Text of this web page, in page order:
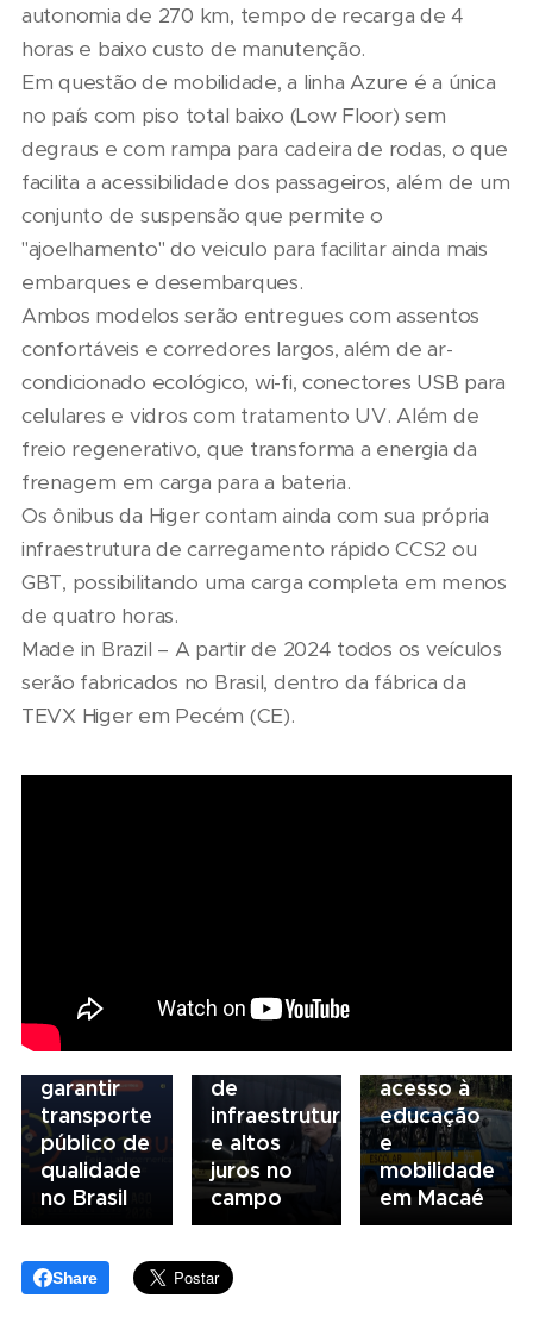
autonomia de 270 km, tempo de recarga de 4
horas e baixo custo de manutenção.
Em questão de mobilidade, a linha Azure é a única
no país com piso total baixo (Low Floor) sem
degraus e com rampa para cadeira de rodas, o que
facilita a acessibilidade dos passageiros, além de um
conjunto de suspensão que permite o
"ajoelhamento" do veiculo para facilitar ainda mais
embarques e desembarques.
Ambos modelos serão entregues com assentos
confortáveis e corredores largos, além de ar-
condicionado ecológico, wi-fi, conectores USB para
celulares e vidros com tratamento UV. Além de
freio regenerativo, que transforma a energia da
frenagem em carga para a bateria.
Os ônibus da Higer contam ainda com sua própria
infraestrutura de carregamento rápido CCS2 ou
GBT, possibilitando uma carga completa em menos
de quatro horas.
Made in Brazil – A partir de 2024 todos os veículos
serão fabricados no Brasil, dentro da fábrica da
TEVX Higer em Pecém (CE).
financiamento
para
garantir
transporte
público de
qualidade
no Brasil
da FAESP
gargalos
de
infraestrutura
e altos
juros no
campo
fortalece
acesso à
educação
e
mobilidade
em Macaé
Share